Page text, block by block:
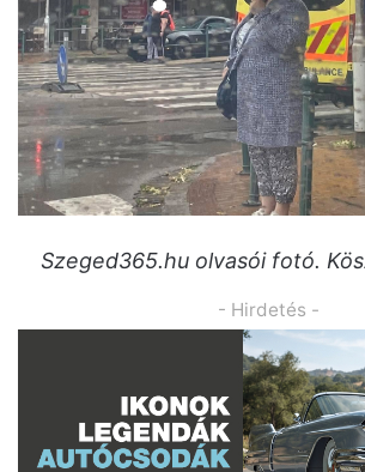
Szeged365.hu olvasói fotó.
- Hirdetés -